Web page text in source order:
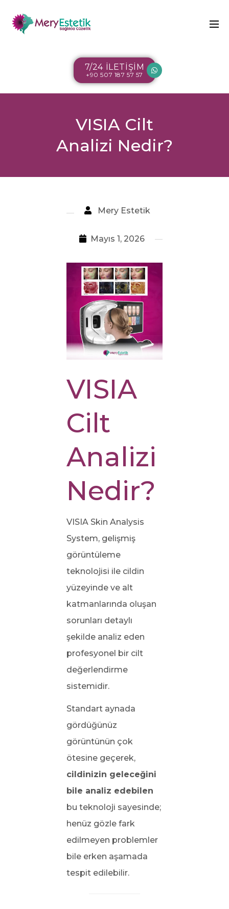
7/24 İLETİŞİM
+90 507 187 57 57
VISIA Cilt
Analizi Nedir?
Mery Estetik
Mayıs 1, 2026
VISIA
Cilt
Analizi
Nedir?
VISIA Skin Analysis
System, gelişmiş
görüntüleme
teknolojisi ile cildin
yüzeyinde ve alt
katmanlarında oluşan
sorunları detaylı
şekilde analiz eden
profesyonel bir cilt
değerlendirme
sistemidir.
Standart aynada
gördüğünüz
görüntünün çok
ötesine geçerek,
cildinizin geleceğini
bile analiz edebilen
bu teknoloji sayesinde;
henüz gözle fark
edilmeyen problemler
bile erken aşamada
tespit edilebilir.